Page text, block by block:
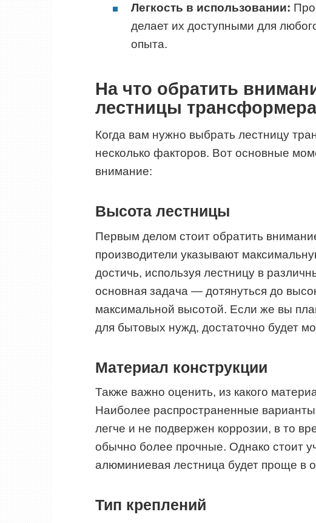
Легкость в использовании:
делает их доступными для
опыта.
На что обратить
лестницы трансформера
Когда вам нужно выбрать лестницу
несколько факторов. Вот основные
внимание:
Высота лестницы
Первым делом стоит обратить
производители указывают
достичь, используя лестницу в
основная задача — дотянуться до
максимальной высотой. Если же вы
для бытовых нужд, достаточно будет
Материал конструкции
Также важно оценить, из какого
Наиболее распространенные
легче и не подвержен коррозии, в то
обычно более прочные. Однако стоит
алюминиевая лестница будет проще в
Тип креплений